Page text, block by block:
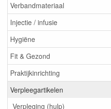
Verbandmateriaal
Injectie / infusie
Hygiëne
Fit & Gezond
Praktijkinrichting
Verpleegartikelen
Verpleging (hulp)